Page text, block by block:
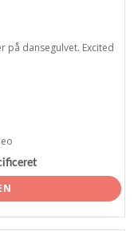
på dansegulvet. Excited